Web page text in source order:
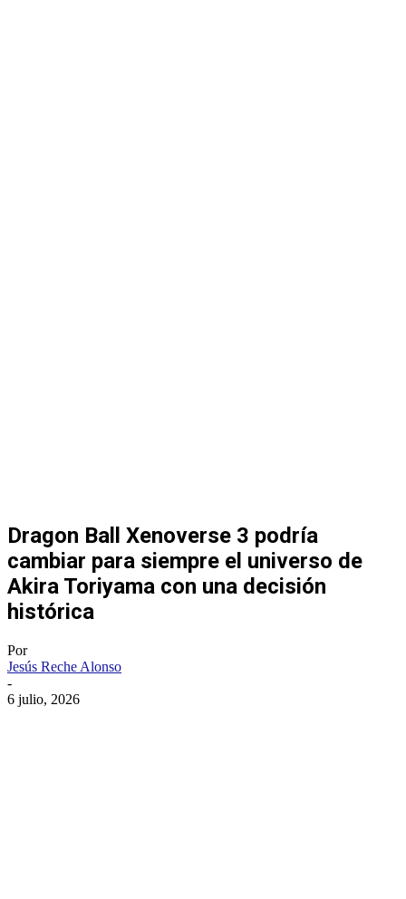
Dragon Ball Xenoverse 3 podría
cambiar para siempre el universo de
Akira Toriyama con una decisión
histórica
Por
Jesús Reche Alonso
-
6 julio, 2026